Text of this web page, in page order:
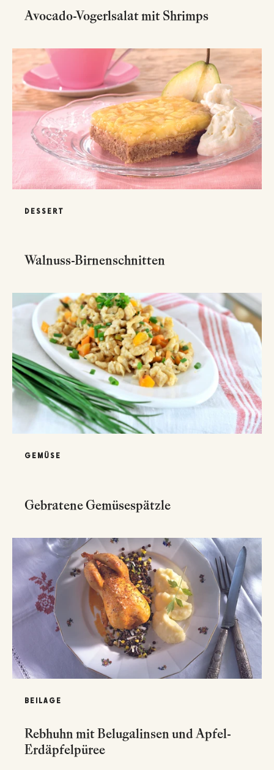
Avocado-Vogerlsalat mit Shrimps
DESSERT
Walnuss-Birnenschnitten
GEMÜSE
Gebratene Gemüsespätzle
BEILAGE
Rebhuhn mit Belugalinsen und Apfel-
Erdäpfelpüree